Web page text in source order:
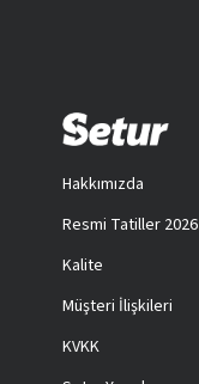
Hakkımızda
Resmi Tatiller 2026
Kalite
Müşteri İlişkileri
KVKK